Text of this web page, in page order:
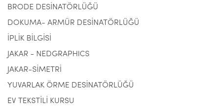
BRODE DESİNATÖRLÜĞÜ
DOKUMA- ARMÜR DESİNATÖRLÜĞÜ
İPLİK BİLGİSİ
JAKAR - NEDGRAPHICS
JAKAR-SİMETRİ
YUVARLAK ÖRME DESİNATÖRLÜĞÜ
EV TEKSTİLİ KURSU